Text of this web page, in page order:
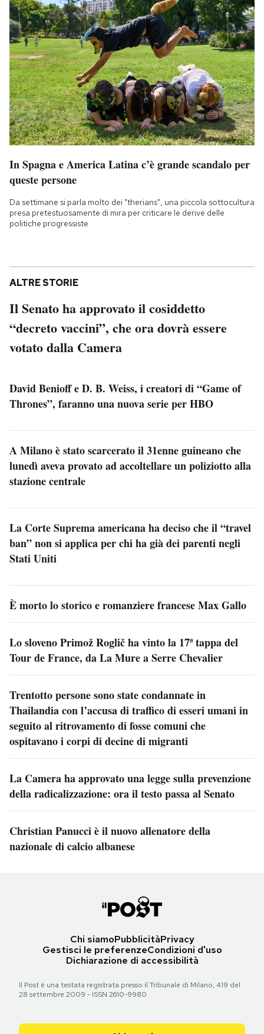
In Spagna e America Latina c’è grande scandalo per
queste persone
Da settimane si parla molto dei "therians", una piccola sottocultura
presa pretestuosamente di mira per criticare le derive delle
politiche progressiste
ALTRE STORIE
Il Senato ha approvato il cosiddetto
“decreto vaccini”, che ora dovrà essere
votato dalla Camera
David Benioff e D. B. Weiss, i creatori di “Game of
Thrones”, faranno una nuova serie per HBO
A Milano è stato scarcerato il 31enne guineano che
lunedì aveva provato ad accoltellare un poliziotto alla
stazione centrale
La Corte Suprema americana ha deciso che il “travel
ban” non si applica per chi ha già dei parenti negli
Stati Uniti
È morto lo storico e romanziere francese Max Gallo
Lo sloveno Primož Roglič ha vinto la 17ª tappa del
Tour de France, da La Mure a Serre Chevalier
Trentotto persone sono state condannate in
Thailandia con l’accusa di traffico di esseri umani in
seguito al ritrovamento di fosse comuni che
ospitavano i corpi di decine di migranti
La Camera ha approvato una legge sulla prevenzione
della radicalizzazione: ora il testo passa al Senato
Christian Panucci è il nuovo allenatore della
nazionale di calcio albanese
Chi siamoPubblicitàPrivacy
Gestisci le preferenzeCondizioni d'uso
Dichiarazione di accessibilità
Il Post è una testata registrata presso il Tribunale di Milano, 419 del
28 settembre 2009 - ISSN 2610-9980